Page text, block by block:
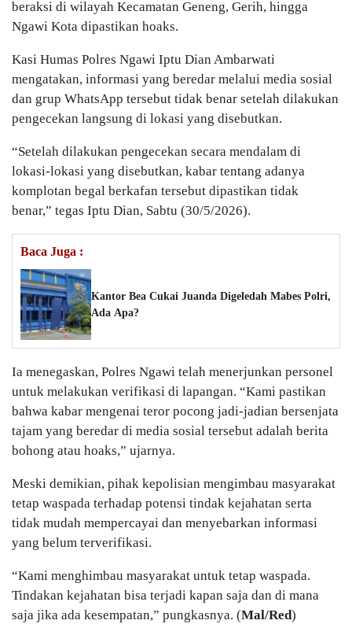
beraksi di wilayah Kecamatan Geneng, Gerih, hingga
Ngawi Kota dipastikan hoaks.
Kasi Humas Polres Ngawi Iptu Dian Ambarwati
mengatakan, informasi yang beredar melalui media sosial
dan grup WhatsApp tersebut tidak benar setelah dilakukan
pengecekan langsung di lokasi yang disebutkan.
“Setelah dilakukan pengecekan secara mendalam di
lokasi-lokasi yang disebutkan, kabar tentang adanya
komplotan begal berkafan tersebut dipastikan tidak
benar,” tegas Iptu Dian, Sabtu (30/5/2026).
Baca Juga :
Kantor Bea Cukai Juanda Digeledah Mabes Polri,
Ada Apa?
Ia menegaskan, Polres Ngawi telah menerjunkan personel
untuk melakukan verifikasi di lapangan. “Kami pastikan
bahwa kabar mengenai teror pocong jadi-jadian bersenjata
tajam yang beredar di media sosial tersebut adalah berita
bohong atau hoaks,” ujarnya.
Meski demikian, pihak kepolisian mengimbau masyarakat
tetap waspada terhadap potensi tindak kejahatan serta
tidak mudah mempercayai dan menyebarkan informasi
yang belum terverifikasi.
“Kami menghimbau masyarakat untuk tetap waspada.
Tindakan kejahatan bisa terjadi kapan saja dan di mana
saja jika ada kesempatan,” pungkasnya. (Mal/Red)